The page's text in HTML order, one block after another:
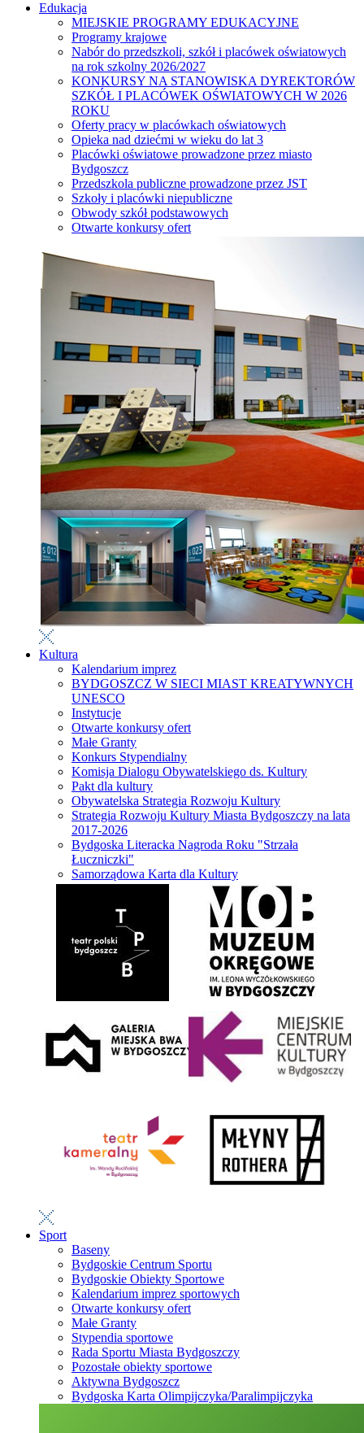
Edukacja
MIEJSKIE PROGRAMY EDUKACYJNE
Programy krajowe
Nabór do przedszkoli, szkół i placówek oświatowych
na rok szkolny 2026/2027
KONKURSY NA STANOWISKA DYREKTORÓW
SZKÓŁ I PLACÓWEK OŚWIATOWYCH W 2026
ROKU
Oferty pracy w placówkach oświatowych
Opieka nad dziećmi w wieku do lat 3
Placówki oświatowe prowadzone przez miasto
Bydgoszcz
Przedszkola publiczne prowadzone przez JST
Szkoły i placówki niepubliczne
Obwody szkół podstawowych
Otwarte konkursy ofert
Kultura
Kalendarium imprez
BYDGOSZCZ W SIECI MIAST KREATYWNYCH
UNESCO
Instytucje
Otwarte konkursy ofert
Małe Granty
Konkurs Stypendialny
Komisja Dialogu Obywatelskiego ds. Kultury
Pakt dla kultury
Obywatelska Strategia Rozwoju Kultury
Strategia Rozwoju Kultury Miasta Bydgoszczy na lata
2017-2026
Bydgoska Literacka Nagroda Roku "Strzała
Łuczniczki"
Samorządowa Karta dla Kultury
Sport
Baseny
Bydgoskie Centrum Sportu
Bydgoskie Obiekty Sportowe
Kalendarium imprez sportowych
Otwarte konkursy ofert
Małe Granty
Stypendia sportowe
Rada Sportu Miasta Bydgoszczy
Pozostałe obiekty sportowe
Aktywna Bydgoszcz
Bydgoska Karta Olimpijczyka/Paralimpijczyka